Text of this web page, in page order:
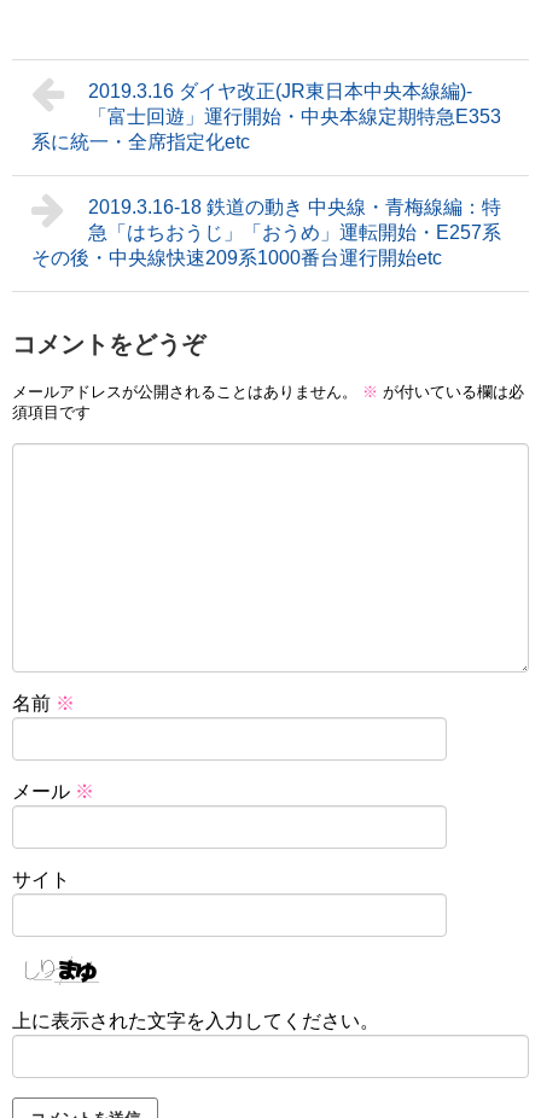
2019.3.16 ダイヤ改正(JR東日本中央本線編)-
「富士回遊」運行開始・中央本線定期特急E353
系に統一・全席指定化etc
2019.3.16-18 鉄道の動き 中央線・青梅線編：特
急「はちおうじ」「おうめ」運転開始・E257系
その後・中央線快速209系1000番台運行開始etc
コメントをどうぞ
メールアドレスが公開されることはありません。 ※ が付いている欄は必
須項目です
名前 ※
メール ※
サイト
上に表示された文字を入力してください。